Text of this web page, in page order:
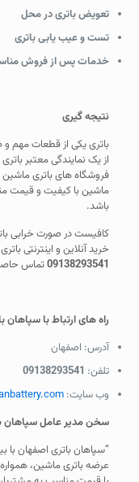
تعویض باتری در محل
تست و عیب یابی باتری
خدمات پس از فروش من
نتیجه گیری
باتری یکی از قطعات مهم و
از یک نمایندگی معتبر
فروشگاه های باتری ماشین
ماشین با کیفیت و قیمت
باشد.
کافیست در صورت خرابی
خرید آنلاین و اینترنتی باتری
09138293541تماس
راه های ارتباط با سپاهان
آدرس: اصفهان
تلفن: 09138293541
وب سایت:
سخن مدیر عامل سپاهان
عرضه باتری ماشین،